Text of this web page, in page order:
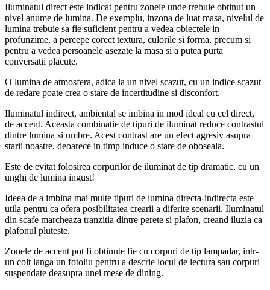
Iluminatul direct este indicat pentru zonele unde trebuie obtinut un
nivel anume de lumina. De exemplu, inzona de luat masa, nivelul de
lumina trebuie sa fie suficient pentru a vedea obiectele in
profunzime, a percepe corect textura, culorile si forma, precum si
pentru a vedea persoanele asezate la masa si a putea purta
conversatii placute.
O lumina de atmosfera, adica la un nivel scazut, cu un indice scazut
de redare poate crea o stare de incertitudine si disconfort.
Iluminatul indirect, ambiental se imbina in mod ideal cu cel direct,
de accent. Aceasta combinatie de tipuri de iluminat reduce contrastul
dintre lumina si umbre. Acest contrast are un efect agresiv asupra
starii noastre, deoarece in timp induce o stare de oboseala.
Este de evitat folosirea corpurilor de iluminat de tip dramatic, cu un
unghi de lumina ingust!
Ideea de a imbina mai multe tipuri de lumina directa-indirecta este
utila pentru ca ofera posibilitatea crearii a diferite scenarii. Iluminatul
din scafe marcheaza tranzitia dintre perete si plafon, creand iluzia ca
plafonul pluteste.
Zonele de accent pot fi obtinute fie cu corpuri de tip lampadar, intr-
un colt langa un fotoliu pentru a descrie locul de lectura sau corpuri
suspendate deasupra unei mese de dining.